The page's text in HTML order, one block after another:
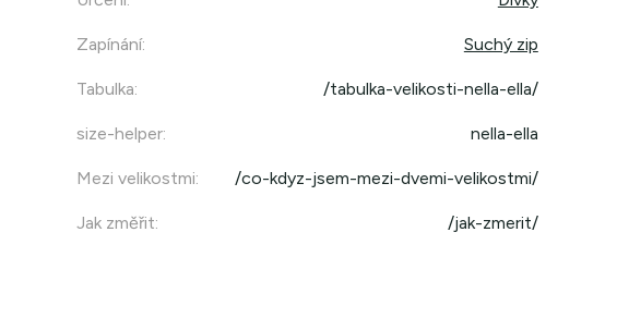
Zapínání: Suchý zip
Tabulka: /tabulka-velikosti-nella-ella/
size-helper: nella-ella
Mezi velikostmi: /co-kdyz-jsem-mezi-dvemi-velikostmi/
Jak změřit: /jak-zmerit/